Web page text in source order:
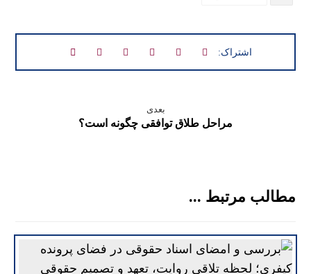
بعدی
مراحل طلاق توافقی چگونه است؟
مطالب مرتبط ...